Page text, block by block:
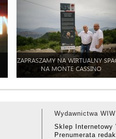
ZAPRASZAMY NA WIRTUALNY
NA MONTE CASSINO
Wydawnictwa WIW
Sklep Internetowy
Prenumerata